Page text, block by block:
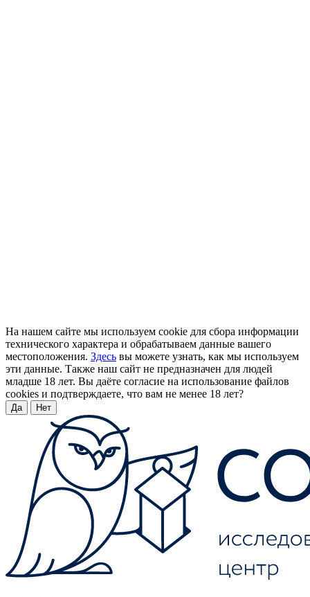
На нашем сайте мы используем cookie для сбора информации
технического характера и обрабатываем данные вашего
местоположения. Здесь вы можете узнать, как мы используем
эти данные. Также наш сайт не предназначен для людей
младше 18 лет. Вы даёте согласие на использование файлов
cookies и подтверждаете, что вам не менее 18 лет?
Да Нет